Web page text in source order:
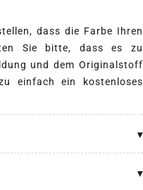
dass die Farbe Ihren
Sie bitte, dass es zu
und dem Originalstoff
einfach ein kostenloses